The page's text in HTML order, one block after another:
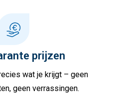
prijzen
wat je krijgt – geen
geen verrassingen.